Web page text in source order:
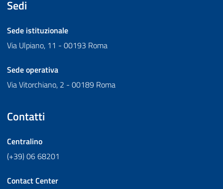
Sedi
Sede istituzionale
Via Ulpiano, 11 - 00193 Roma
Sede operativa
Via Vitorchiano, 2 - 00189 Roma
Contatti
Centralino
(+39) 06 68201
Contact Center